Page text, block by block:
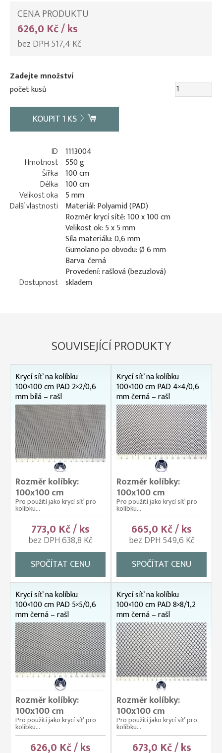
CENA PRODUKTU
626,0 Kč / ks
bez DPH 517,4 Kč
Zadejte množství
počet kusů
KOUPIT1 KS
ID 1113004
Hmotnost 550 g
Šířka 100 cm
Délka 100 cm
Velikost oka
5 mm
Další vlastnosti
Materiál: Polyamid (PAD)
Rozměr krycí sítě: 100 x 100 cm
Velikost ok: 5 x 5 mm
Síla materiálu: 0,6 mm
Gumolano po obvodu: Ø 6 mm
Barva: černá
Provedení: rašlová (bezuzlová)
Dostupnost skladem
SOUVISEJÍCÍ PRODUKTY
Krycí síť na kolíbku
100×100 cm PAD 2×2/0,6
mm bílá – rašl
Rozměr kolíbky:
100x100 cm
Pro použití jako krycí síť pro
kolíbku...
773,0 Kč / ks
bez DPH 638,8 Kč
SPOČÍTAT CENU
Krycí síť na kolíbku
100×100 cm PAD 4×4/0,6
mm černá – rašl
Rozměr kolíbky:
100x100 cm
Pro použití jako krycí síť pro
kolíbku...
665,0 Kč / ks
bez DPH 549,6 Kč
SPOČÍTAT CENU
Krycí síť na kolíbku
100×100 cm PAD 5×5/0,6
mm černá – rašl
Rozměr kolíbky:
100x100 cm
Pro použití jako krycí síť pro
kolíbku...
626,0 Kč / ks
Krycí síť na kolíbku
100×100 cm PAD 8×8/1,2
mm černá – rašl
Rozměr kolíbky:
100x100 cm
Pro použití jako krycí síť pro
kolíbku...
673,0 Kč / ks